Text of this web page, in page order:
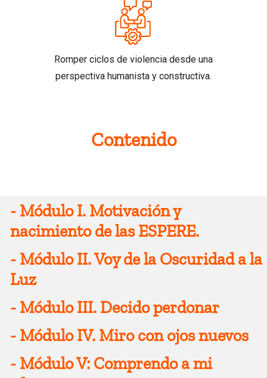
Romper ciclos de violencia desde una
perspectiva humanista y constructiva.
Contenido
- Módulo I. Motivación y
nacimiento de las ESPERE.
· Exposición de los fundamentos teóricos y
metodológicos de las ESPERE.
· Sensibilización sobre la necesidad de
instaurar una cultura política de perdón y
- Módulo II. Voy de la Oscuridad a la
Luz
Reconocimiento y expresión de las
emociones.
· Relaciones en el contexto familiar con la
- Módulo III. Decido perdonar
La decisión de perdonar como la mejor
alternativa en la superación del
- Módulo IV. Miro con ojos nuevos
· Empatía y compasión con la persona
- Módulo V: Comprendo a mi